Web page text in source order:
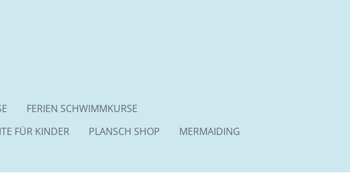
FERIEN SCHWIMMKURSE
FÜR KINDER PLANSCH SHOP
MERMAIDING